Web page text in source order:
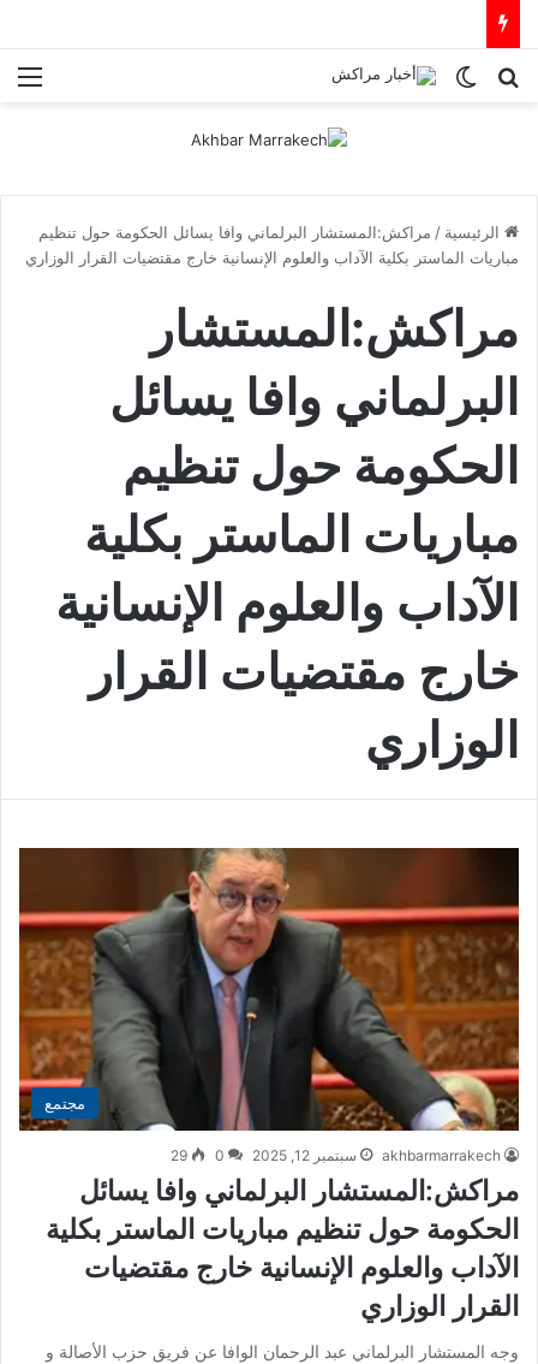
بحث عنالوضع المظلم
الرئيسية / مراكش:المستشار البرلماني وافا يسائل الحكومة حول تنظيم
مباريات الماستر بكلية الآداب والعلوم الإنسانية خارج مقتضيات القرار الوزاري
مراكش:المستشار
البرلماني وافا يسائل
الحكومة حول تنظيم
مباريات الماستر بكلية
الآداب والعلوم الإنسانية
خارج مقتضيات القرار
الوزاري
مجتمع
akhbarmarrakech سبتمبر 12, 2025 0
29
مراكش:المستشار البرلماني وافا يسائل
الحكومة حول تنظيم مباريات الماستر بكلية
الآداب والعلوم الإنسانية خارج مقتضيات
القرار الوزاري
وجه المستشار البرلماني عبد الرحمان الوافا عن فريق حزب الأصالة و